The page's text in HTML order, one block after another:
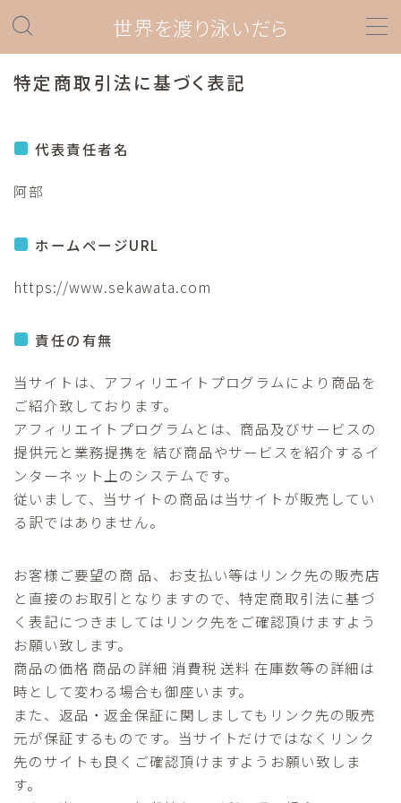
世界を渡り泳いだら
ダイビングスポット情報
ダイビングあれこれ
旅の準備情報
ペルー
アジア
セーシェル
海外移住
プロフィール
お問合せ
特定商取引法に基づく表記
代表責任者名
阿部
ホームページURL
https://www.sekawata.com
責任の有無
当サイトは、アフィリエイトプログラムにより商品を
ご紹介致しております。
アフィリエイトプログラムとは、商品及びサービスの
提供元と業務提携を 結び商品やサービスを紹介するイ
ンターネット上のシステムです。
従いまして、当サイトの商品は当サイトが販売してい
る訳ではありません。
お客様ご要望の商 品、お支払い等はリンク先の販売店
と直接のお取引となりますので、特定商取引法に基づ
く表記につきましてはリンク先をご確認頂けますよう
お願い致します。
商品の価格 商品の詳細 消費税 送料 在庫数等の詳細は
時として変わる場合も御座います。
また、返品・返金保証に関しましてもリンク先の販売
元が保証するものです。当サイトだけではなくリンク
先のサイトも良くご確認頂けますようお願い致しま
す。